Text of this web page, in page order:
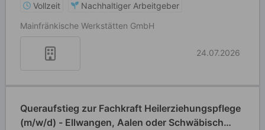
Vollzeit
Nachhaltiger Arbeitgeber
Mainfränkische Werkstätten GmbH
24.07.2026
Queraufstieg zur Fachkraft Heilerziehungspflege
(m/w/d) - Ellwangen, Aalen oder Schwäbisch